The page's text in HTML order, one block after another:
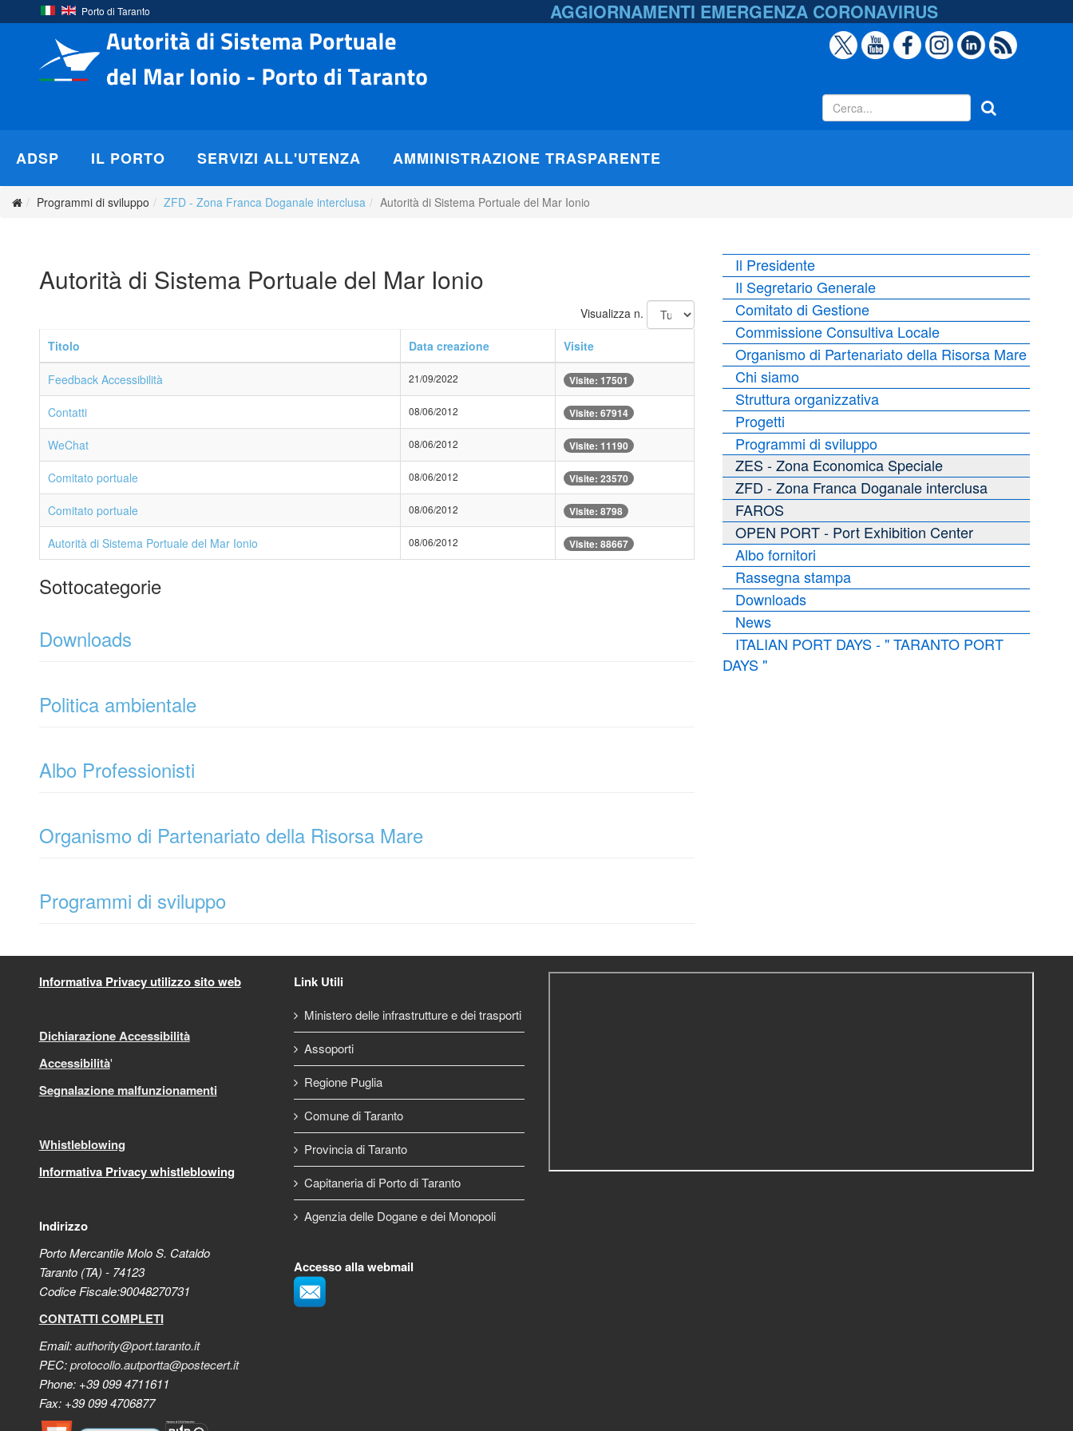
Porto di Taranto AGGIORNAMENTI EMERGENZA CORONAVIRUS
ADSP IL PORTO SERVIZI ALL'UTENZA AMMINISTRAZIONE TRASPARENTE
Programmi di sviluppo ZFD - Zona Franca Doganale interclusa Autorità di Sistema Portuale del Mar Ionio
Autorità di Sistema Portuale del Mar Ionio
Visualizza n.
Titolo Data creazione Visite
Feedback Accessibilità 21/09/2022 Visite: 17501
Contatti 08/06/2012 Visite: 67914
WeChat 08/06/2012 Visite: 11190
Comitato portuale 08/06/2012 Visite: 23570
Comitato portuale 08/06/2012 Visite: 8798
Autorità di Sistema Portuale del Mar Ionio 08/06/2012 Visite: 88667
Sottocategorie
Downloads
Politica ambientale
Albo Professionisti
Organismo di Partenariato della Risorsa Mare
Programmi di sviluppo
Il Presidente
Il Segretario Generale
Comitato di Gestione
Commissione Consultiva Locale
Organismo di Partenariato della Risorsa Mare
Chi siamo
Struttura organizzativa
Progetti
Programmi di sviluppo
ZES - Zona Economica Speciale
ZFD - Zona Franca Doganale interclusa
FAROS
OPEN PORT - Port Exhibition Center
Albo fornitori
Rassegna stampa
Downloads
News
ITALIAN PORT DAYS - " TARANTO PORT
DAYS "
Informativa Privacy utilizzo sito web
Dichiarazione Accessibilità
Accessibilità'
Segnalazione malfunzionamenti
Whistleblowing
Informativa Privacy whistleblowing
Indirizzo
Porto Mercantile Molo S. Cataldo
Taranto (TA) - 74123
Codice Fiscale:90048270731
CONTATTI COMPLETI
Email:authority@port.taranto.it
PEC:protocollo.autportta@postecert.it
Phone: +39 099 4711611
Fax: +39 099 4706877
Link Utili
Ministero delle infrastrutture e dei trasporti
Assoporti
Regione Puglia
Comune di Taranto
Provincia di Taranto
Capitaneria di Porto di Taranto
Agenzia delle Dogane e dei Monopoli
Accesso alla webmail